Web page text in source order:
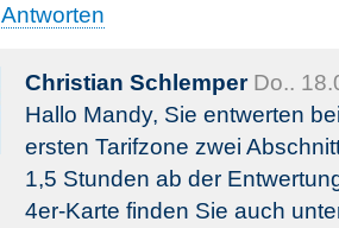
Antworten
Christian Schlemper Do..
Hallo Mandy, Sie entwerten
ersten Tarifzone zwei
1,5 Stunden ab der
4er-Karte finden Sie auch